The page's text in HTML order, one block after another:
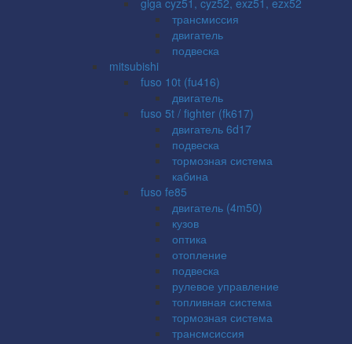
трансмиссия
двигатель
подвеска
mitsubishi
fuso 10t (fu416)
двигатель
fuso 5t / fighter (fk617)
двигатель 6d17
подвеска
тормозная система
кабина
fuso fe85
двигатель (4m50)
кузов
оптика
отопление
подвеска
рулевое управление
топливная система
тормозная система
трансмсиссия